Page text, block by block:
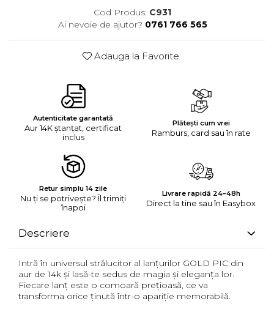
Cod Produs: C931
Ai nevoie de ajutor? 0761 766 565
Adauga la Favorite
Autenticitate garantată
Aur 14K ștanțat, certificat
inclus
Plătești cum vrei
Ramburs, card sau în rate
Retur simplu 14 zile
Nu ți se potrivește? Îl trimiți
înapoi
Livrare rapidă 24–48h
Direct la tine sau în Easybox
Descriere
Intră în universul strălucitor al lanțurilor GOLD PIC din
aur de 14k și lasă-te sedus de magia și eleganța lor.
Fiecare lanț este o comoară prețioasă, ce va
transforma orice ținută într-o apariție memorabilă.